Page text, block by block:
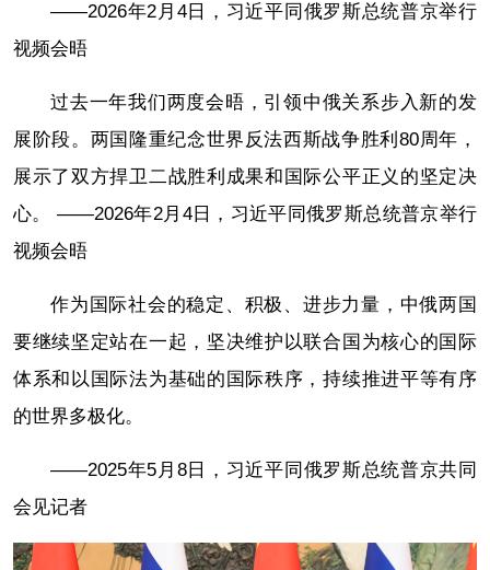
——2026年2月4日，习近平同俄罗斯总统普京举行
视频会晤
过去一年我们两度会晤，引领中俄关系步入新的发
展阶段。两国隆重纪念世界反法西斯战争胜利80周年，
展示了双方捍卫二战胜利成果和国际公平正义的坚定决
心。 ——2026年2月4日，习近平同俄罗斯总统普京举行
视频会晤
作为国际社会的稳定、积极、进步力量，中俄两国
要继续坚定站在一起，坚决维护以联合国为核心的国际
体系和以国际法为基础的国际秩序，持续推进平等有序
的世界多极化。
——2025年5月8日，习近平同俄罗斯总统普京共同
会见记者